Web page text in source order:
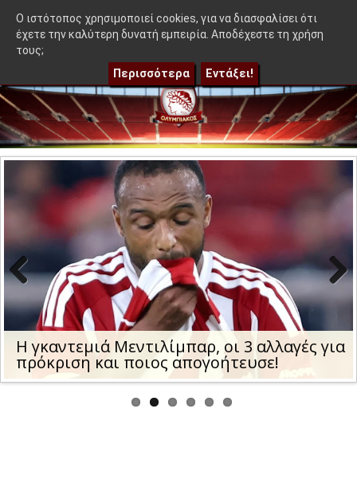
≡ OlympEidisis |
Η μέρα και η ώρα της ρεβάνς του
Ολυμπιακού με τη Ναϊμέγκεν
us
- Ακόμα 50-50" | Η γκαντεμιά Μεντιλίμπαρ, οι 3
O ιστότοπος χρησιμοποιεί cookies, για να διασφαλίσει ότι
έχετε την καλύτερη δυνατή εμπειρία. Αποδέχεστε τη χρήση
τους;
Περισσότερα Εντάξει!